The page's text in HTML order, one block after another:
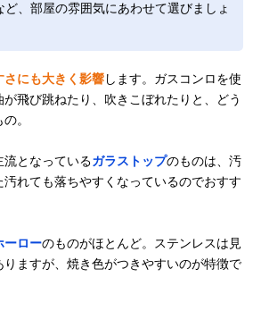
ど、部屋の雰囲気にあわせて選びましょ
さにも大きく影響します。ガスコンロを使
飛び跳ねたり、吹きこぼれたりと、どう
。
となっているガラストップのものは、汚
れても落ちやすくなっているのでおすす
ーローのものがほとんど。ステンレスは見
ますが、焼き色がつきやすいのが特徴で